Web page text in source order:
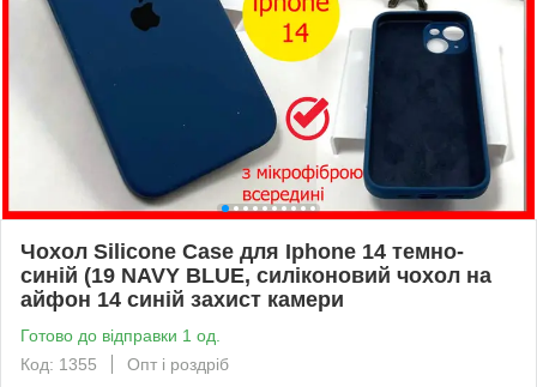
Чохол Silicone Case для Iphone 14 темно-
синій (19 NAVY BLUE, силіконовий чохол на
айфон 14 синій захист камери
Готово до відправки 1 од.
Код: 1355
Опт і роздріб